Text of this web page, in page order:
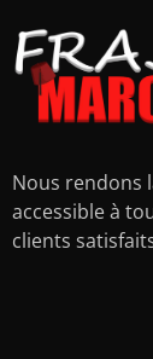
Nous rendons
accessible à
clients